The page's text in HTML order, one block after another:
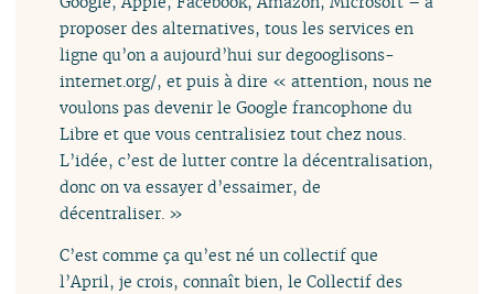
proposer des alternatives, tous les services en
ligne qu’on a aujourd’hui sur degooglisons-
internet.org/, et puis à dire « attention, nous ne
voulons pas devenir le Google francophone du
Libre et que vous centralisiez tout chez nous.
L’idée, c’est de lutter contre la décentralisation,
donc on va essayer d’essaimer, de
décentraliser. »
C’est comme ça qu’est né un collectif que
l’April, je crois, connaît bien, le Collectif des